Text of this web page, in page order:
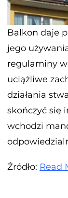
Balkon daje
jego
regulaminy
uciążliwe
działania
skończyć się
wchodzi
Źródło: Read